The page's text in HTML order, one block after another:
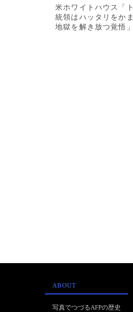
米ホワイトハウス「
統領はハッタリをか
地獄を解き放つ覚悟」
ABOUT
写真でつづるAFPの歴史